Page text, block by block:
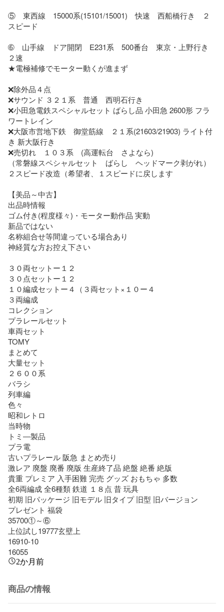
⑤　東西線　15000系(15101/15001)　快速　西船橋行き　２
スピード
➅　山手線　ドア開閉　E231系　500番台　東京・上野行き
２速
★電極補修でモーター動くが進まず
❌除外品４点
❌サウンド ３２１系　普通　西明石行き
❌小田急電鉄スペシャルセット ばらし品 小田急 2600形 フラ
ワートレイン
❌大阪市営地下鉄　御堂筋線　２１系(21603/21903) ライト付
き 新大阪行き
❌売切れ　１０３系　(高運転台　さよなら)
（常磐線スペシャルセット　ばらし　ヘッドマーク剥がれ）
２スピード改造（希望者、１スピードに戻します
【美品～中古】
出品時情報
ゴム付き(程度様々)・モーター動作品 実動
新品ではない
名称組合せ等間違っている場合あり
神経質な方お控え下さい
３０両セットー１２
３０点セットー１２
１０編成セットー４（３両セット×１０ー４
３両編成
コレクション
プラレールセット
車両セット
TOMY
まとめて
大量セット
２６００系
バラシ
列車編
色々
昭和レトロ
当時物
トミ―製品
プラ電
古いプラレール 阪急 まとめ売り
激レア 廃盤 廃番 廃版 生産終了品 絶盤 絶番 絶版
貴重 プレミア 入手困難 完売 グッズ おもちゃ 多数
全6両編成 全6種類 鉄道 １８点 昔 玩具
初期 旧パッケージ 旧モデル 旧タイプ 旧型 旧バージョン
プレゼント 福袋
35700①～⑥
上位試し19777玄壁上
16910-10
16055
2か月前
商品の情報